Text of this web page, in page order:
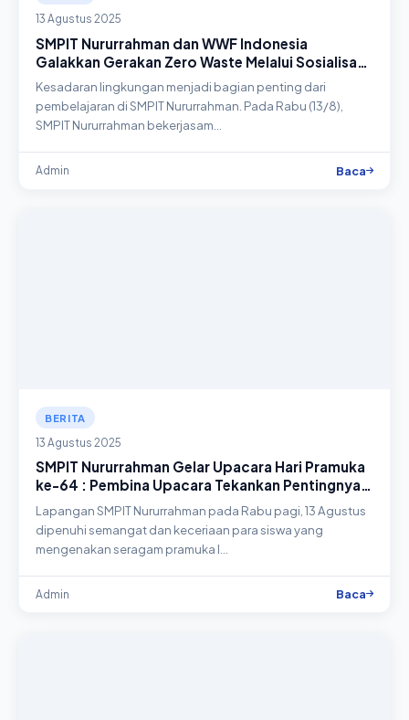
13 Agustus 2025
SMPIT Nururrahman dan WWF Indonesia
Galakkan Gerakan Zero Waste Melalui Sosialisasi
dan FGD Siswa
Kesadaran lingkungan menjadi bagian penting dari
pembelajaran di SMPIT Nururrahman. Pada Rabu (13/8),
SMPIT Nururrahman bekerjasam…
Admin Baca
BERITA
13 Agustus 2025
SMPIT Nururrahman Gelar Upacara Hari Pramuka
ke-64 : Pembina Upacara Tekankan Pentingnya
Peran Pramuka dalam Membangun Kemajuan
Bangsa
Lapangan SMPIT Nururrahman pada Rabu pagi, 13 Agustus
dipenuhi semangat dan keceriaan para siswa yang
mengenakan seragam pramuka l…
Admin Baca